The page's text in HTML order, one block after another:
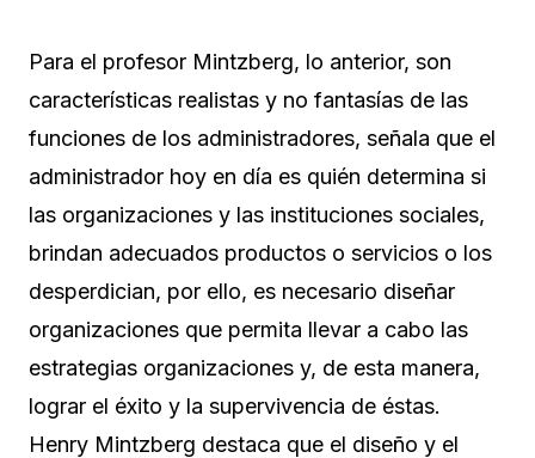
Para el profesor Mintzberg, lo anterior, son
características realistas y no fantasías de las
funciones de los administradores, señala que el
administrador hoy en día es quién determina si
las organizaciones y las instituciones sociales,
brindan adecuados productos o servicios o los
desperdician, por ello, es necesario diseñar
organizaciones que permita llevar a cabo las
estrategias organizaciones y, de esta manera,
lograr el éxito y la supervivencia de éstas.
Henry Mintzberg destaca que el diseño y el